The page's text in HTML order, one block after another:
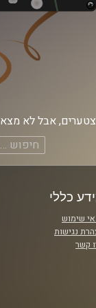
אבל לא
כללי
שימוש
נגישות
קשר